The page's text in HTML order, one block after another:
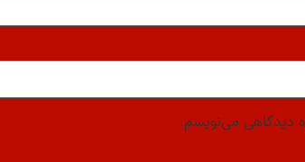
دیدگاهی می‌نویسم.